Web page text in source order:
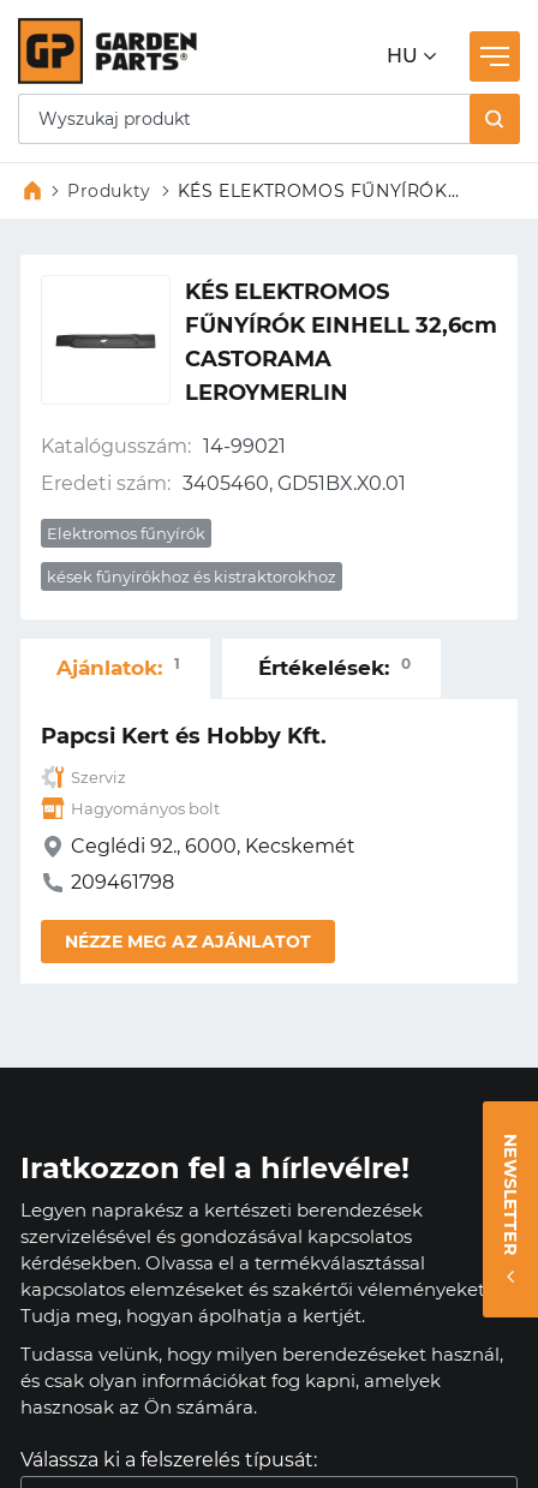
HU
Produkty
KÉS ELEKTROMOS FŰNYÍRÓK
KÉS ELEKTROMOS
FŰNYÍRÓK EINHELL 32,6cm
CASTORAMA
LEROYMERLIN
Katalógusszám: 14-99021
Eredeti szám: 3405460, GD51BX.X0.01
Elektromos fűnyírók
kések fűnyírókhoz és kistraktorokhoz
Ajánlatok: 1 Értékelések: 0
Papcsi Kert és Hobby Kft.
Szerviz
Hagyományos bolt
Ceglédi 92., 6000, Kecskemét
209461798
NÉZZE MEG AZ AJÁNLATOT
NEWSLETTER
Iratkozzon fel a hírlevélre!
Legyen naprakész a kertészeti berendezések
szervizelésével és gondozásával kapcsolatos
kérdésekben. Olvassa el a termékválasztással
kapcsolatos elemzéseket és szakértői véleményeket.
Tudja meg, hogyan ápolhatja a kertjét.
Tudassa velünk, hogy milyen berendezéseket használ,
és csak olyan információkat fog kapni, amelyek
hasznosak az Ön számára.
Válassza ki a felszerelés típusát: